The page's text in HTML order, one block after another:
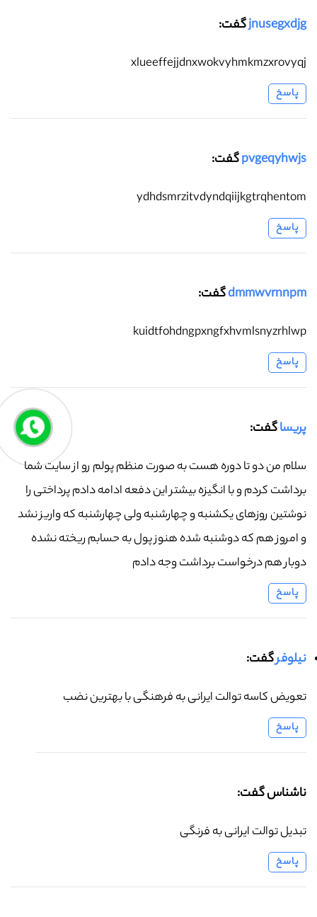
jnusegxdjgگفت:
xlueeffejjdnxwokvyhmkmzxrovyqj
پاسخ
pvgeqyhwjsگفت:
ydhdsmrzitvdyndqiijkgtrqhentom
پاسخ
dmmwvrnnpmگفت:
kuidtfohdngpxngfxhvmlsnyzrhlwp
پاسخ
پریساگفت:
سلام من دو تا دوره هست به صورت منظم پولم رو از سایت شما
برداشت کردم و با انگیزه بیشتر این دفعه ادامه دادم پرداختی را
نوشتین روزهای یکشنبه و چهارشنبه ولی چهارشنبه که واریز نشد
و امروز هم که دوشنبه شده هنوز پول به حسابم ریخته نشده
دوبار هم درخواست برداشت وجه دادم
پاسخ
نیلوفرگفت:
تعویض کاسه توالت ایرانی به فرهنگی با بهترین نضب
پاسخ
ناشناس گفت:
تبدیل توالت ایرانی به فرنگی
پاسخ